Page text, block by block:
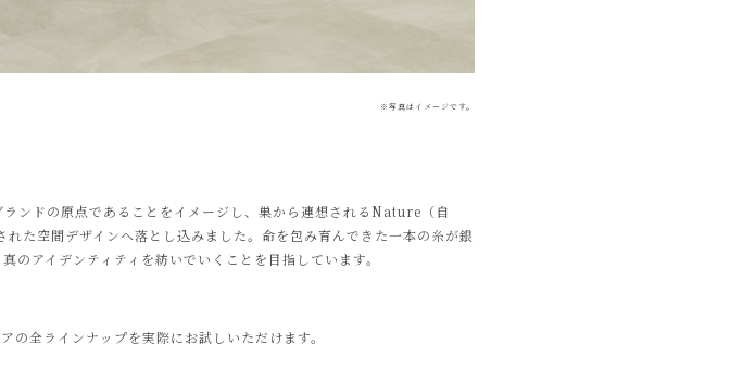
※写真はイメージです。
ドの原点であることをイメージし、巣から連想されるNature（自
た空間デザインへ落とし込みました。命を包み育んできた一本の糸が銀
アイデンティティを紡いでいくことを目指しています。
の全ラインナップを実際にお試しいただけます。